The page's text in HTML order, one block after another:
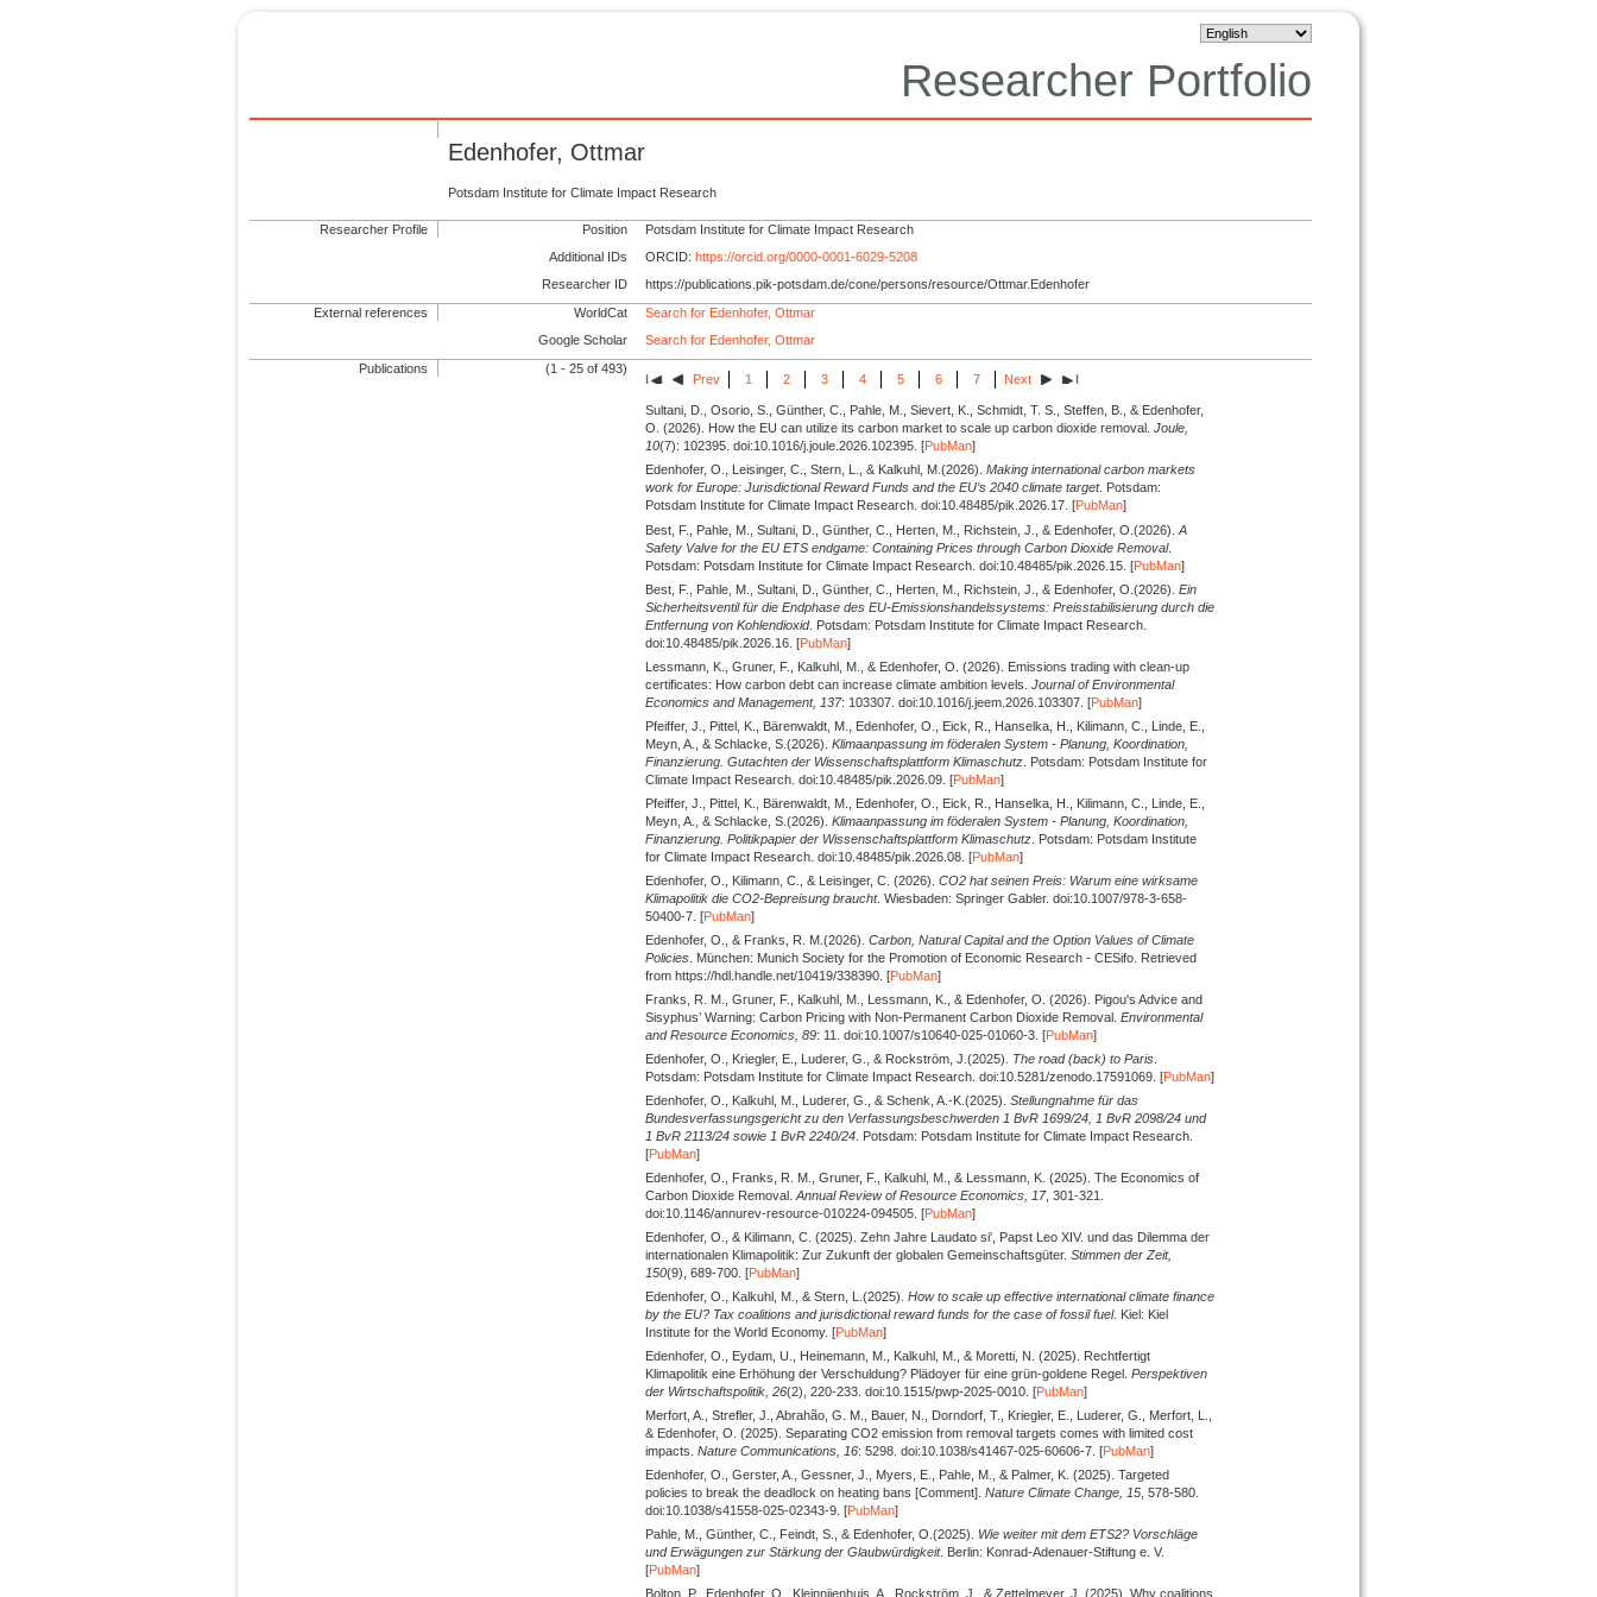
Researcher Portfolio
Edenhofer, Ottmar
Potsdam Institute for Climate Impact Research
Researcher Profile Position
Potsdam Institute for Climate Impact Research
Additional IDs
ORCID:https://orcid.org/0000-0001-6029-5208
Researcher ID
https://publications.pik-potsdam.de/cone/persons/resource/Ottmar.Edenhofer
External references WorldCat
Search for Edenhofer, Ottmar
Google Scholar
Search for Edenhofer, Ottmar
Publications (1 - 25 of 493)
Prev 1 2 3 4 5 6 7 Next
Sultani, D., Osorio, S., Günther, C., Pahle, M., Sievert, K., Schmidt, T. S., Steffen, B., & Edenhofer,
O.(2026). How the EU can utilize its carbon market to scale up carbon dioxide removal. Joule,
10(7): 102395. doi:10.1016/j.joule.2026.102395. [PubMan]
Edenhofer, O., Leisinger, C., Stern, L., & Kalkuhl, M.(2026). Making international carbon markets
work for Europe: Jurisdictional Reward Funds and the EU’s 2040 climate target. Potsdam:
Potsdam Institute for Climate Impact Research. doi:10.48485/pik.2026.17. [PubMan]
Best, F., Pahle, M., Sultani, D., Günther, C., Herten, M., Richstein, J., & Edenhofer, O.(2026).
A
Safety Valve for the EU ETS endgame: Containing Prices through Carbon Dioxide Removal.
Potsdam: Potsdam Institute for Climate Impact Research. doi:10.48485/pik.2026.15. [PubMan]
Best, F., Pahle, M., Sultani, D., Günther, C., Herten, M., Richstein, J., & Edenhofer, O.(2026).
Ein
Sicherheitsventil für die Endphase des EU-Emissionshandelssystems: Preisstabilisierung durch die
Entfernung von Kohlendioxid. Potsdam: Potsdam Institute for Climate Impact Research.
doi:10.48485/pik.2026.16. [PubMan]
Lessmann, K., Gruner, F., Kalkuhl, M., & Edenhofer, O.(2026).
Emissions trading with clean-up
certificates: How carbon debt can increase climate ambition levels. Journal of Environmental
Economics and Management, 137: 103307. doi:10.1016/j.jeem.2026.103307. [PubMan]
Pfeiffer, J., Pittel, K., Bärenwaldt, M., Edenhofer, O., Eick, R., Hanselka, H., Kilimann, C., Linde, E.,
Meyn, A., & Schlacke, S.(2026).
Klimaanpassung im föderalen System - Planung, Koordination,
Finanzierung. Gutachten der Wissenschaftsplattform Klimaschutz . Potsdam: Potsdam Institute for
Climate Impact Research. doi:10.48485/pik.2026.09. [PubMan]
Pfeiffer, J., Pittel, K., Bärenwaldt, M., Edenhofer, O., Eick, R., Hanselka, H., Kilimann, C., Linde, E.,
Meyn, A., & Schlacke, S.(2026).
Klimaanpassung im föderalen System - Planung, Koordination,
Finanzierung. Politikpapier der Wissenschaftsplattform Klimaschutz . Potsdam: Potsdam Institute
for Climate Impact Research. doi:10.48485/pik.2026.08. [PubMan]
Edenhofer, O., Kilimann, C., & Leisinger, C.(2026).
CO2 hat seinen Preis: Warum eine wirksame
Klimapolitik die CO2-Bepreisung braucht. Wiesbaden: Springer Gabler. doi:10.1007/978-3-658-
50400-7. [PubMan]
Edenhofer, O., & Franks, R. M.(2026).
Carbon, Natural Capital and the Option Values of Climate
Policies . München: Munich Society for the Promotion of Economic Research - CESifo. Retrieved
from https://hdl.handle.net/10419/338390. [PubMan]
Franks, R. M., Gruner, F., Kalkuhl, M., Lessmann, K., & Edenhofer, O.(2026).
Pigou's Advice and
Sisyphus’ Warning: Carbon Pricing with Non-Permanent Carbon Dioxide Removal. Environmental
and Resource Economics, 89: 11. doi:10.1007/s10640-025-01060-3. [PubMan]
Edenhofer, O., Kriegler, E., Luderer, G., & Rockström, J.(2025). The road (back) to Paris
Potsdam: Potsdam Institute for Climate Impact Research. doi:10.5281/zenodo.17591069. [PubMan]
Edenhofer, O., Kalkuhl, M., Luderer, G., & Schenk, A.-K.(2025).
Stellungnahme für das
Bundesverfassungsgericht zu den Verfassungsbeschwerden 1 BvR 1699/24, 1 BvR 2098/24 und
1 BvR 2113/24 sowie 1 BvR 2240/24 . Potsdam: Potsdam Institute for Climate Impact Research.
[PubMan]
Edenhofer, O., Franks, R. M., Gruner, F., Kalkuhl, M., & Lessmann, K.(2025). The Economics of
Carbon Dioxide Removal. Annual Review of Resource Economics, 17, 301-321.
doi:10.1146/annurev-resource-010224-094505. [PubMan]
Edenhofer, O., & Kilimann, C.(2025). Zehn Jahre Laudato si', Papst Leo XIV. und das Dilemma der
internationalen Klimapolitik: Zur Zukunft der globalen Gemeinschaftsgüter. Stimmen der Zeit,
150(9), 689-700. [PubMan]
Edenhofer, O., Kalkuhl, M., & Stern, L.(2025).
How to scale up effective international climate finance
by the EU? Tax coalitions and jurisdictional reward funds for the case of fossil fuel. Kiel: Kiel
Institute for the World Economy. [PubMan]
Edenhofer, O., Eydam, U., Heinemann, M., Kalkuhl, M., & Moretti, N.(2025).
Rechtfertigt
Klimapolitik eine Erhöhung der Verschuldung? Plädoyer für eine grün-goldene Regel. Perspektiven
der Wirtschaftspolitik, 26(2), 220-233. doi:10.1515/pwp-2025-0010. [PubMan]
Merfort, A., Strefler, J., Abrahão, G. M., Bauer, N., Dorndorf, T., Kriegler, E., Luderer, G., Merfort, L.,
& Edenhofer, O.(2025). Separating CO2 emission from removal targets comes with limited cost
impacts. Nature Communications, 16: 5298. doi:10.1038/s41467-025-60606-7. [PubMan]
Edenhofer, O., Gerster, A., Gessner, J., Myers, E., Pahle, M., & Palmer, K.(2025). Targeted
policies to break the deadlock on heating bans [Comment]. Nature Climate Change, 15 , 578-580.
doi:10.1038/s41558-025-02343-9. [PubMan]
Pahle, M., Günther, C., Feindt, S., & Edenhofer, O.(2025).
Wie weiter mit dem ETS2? Vorschläge
und Erwägungen zur Stärkung der Glaubwürdigkeit. Berlin: Konrad-Adenauer-Stiftung e. V.
[PubMan]
Bolton, P., Edenhofer, O., Kleinnijenhuis, A., Rockström, J., & Zettelmeyer, J.(2025). Why coalitions